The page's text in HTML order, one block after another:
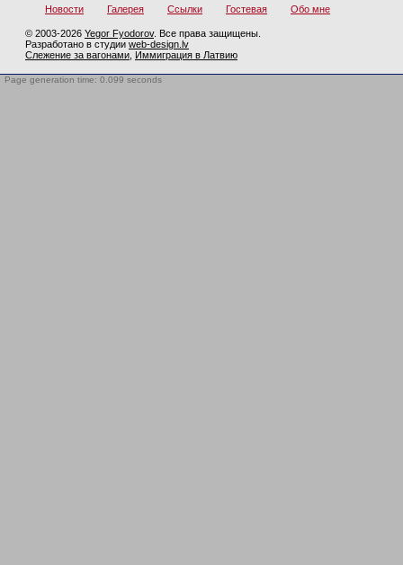
Новости Галерея Ссылки Гостевая Обо мне
© 2003-2026 Yegor Fyodorov. Все права защищены.
Разработано в студии web-design.lv
Слежение за вагонами Иммиграция в Латвию
Page generation time: 0.099 seconds